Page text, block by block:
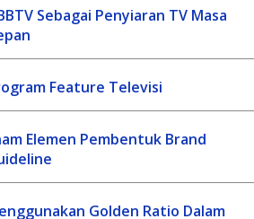
Sebagai Penyiaran TV Masa
Feature Televisi
Elemen Pembentuk Brand
Golden Ratio Dalam